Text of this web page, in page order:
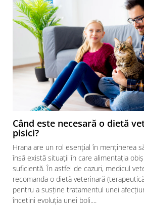
Când este necesară o dietă
pisici?
Hrana are un rol esențial în menținerea
însă există situații în care alimentația
suficientă. În astfel de cazuri, medicul
recomanda o dietă veterinară
pentru a susține tratamentul unei
încetini evoluția unei boli....